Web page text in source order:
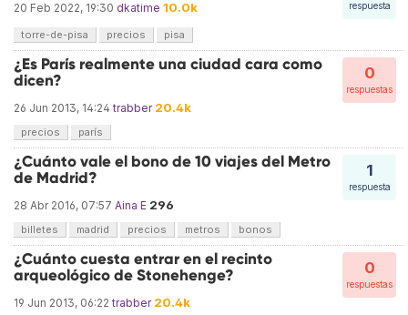
respuesta
20 Feb 2022, 19:30 dkatime 10.0k
torre-de-pisa precios pisa
0
respuestas
¿Es París realmente una ciudad cara como
dicen?
26 Jun 2013, 14:24 trabber 20.4k
precios parís
1
respuesta
¿Cuánto vale el bono de 10 viajes del Metro
de Madrid?
28 Abr 2016, 07:57 Aina E 296
billetes madrid precios metros bonos
0
respuestas
¿Cuánto cuesta entrar en el recinto
arqueológico de Stonehenge?
19 Jun 2013, 06:22 trabber 20.4k